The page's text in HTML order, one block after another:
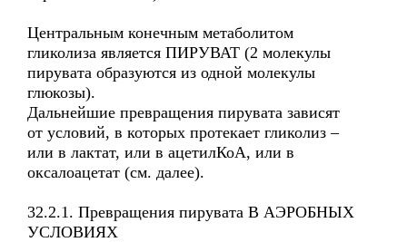
Центральным конечным метаболитом
гликолиза является ПИРУВАТ (2 молекулы
пирувата образуются из одной молекулы
глюкозы).
Дальнейшие превращения пирувата зависят
от условий, в которых протекает гликолиз –
или в лактат, или в ацетилКоА, или в
оксалоацетат (см. далее).
32.2.1. Превращения пирувата В АЭРОБНЫХ
УСЛОВИЯХ